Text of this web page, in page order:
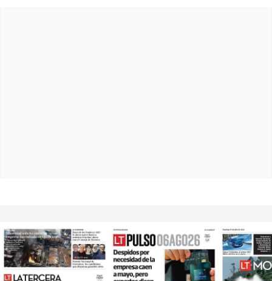
Opens in new window Opens in